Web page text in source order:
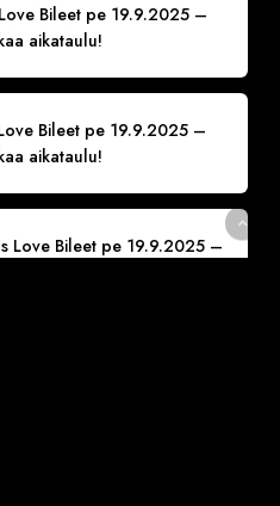
Bileet pe 19.9.2025 –
aikataulu!
Bileet pe 19.9.2025 –
aikataulu!
Love Bileet pe 19.9.2025 –